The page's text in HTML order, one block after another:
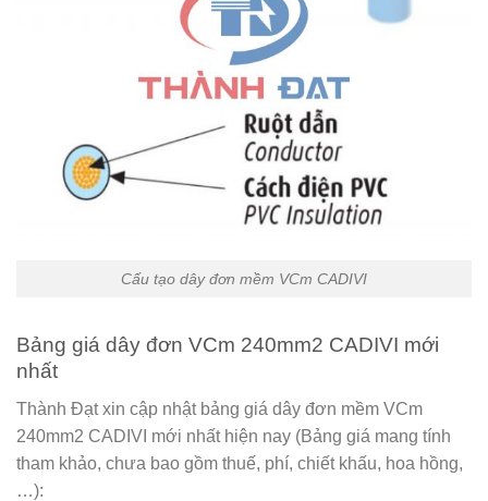
Cấu tạo dây đơn mềm VCm CADIVI
Bảng giá dây đơn VCm 240mm2 CADIVI mới
nhất
Thành Đạt xin cập nhật bảng giá dây đơn mềm VCm
240mm2 CADIVI mới nhất hiện nay (Bảng giá mang tính
tham khảo, chưa bao gồm thuế, phí, chiết khấu, hoa hồng,
…):